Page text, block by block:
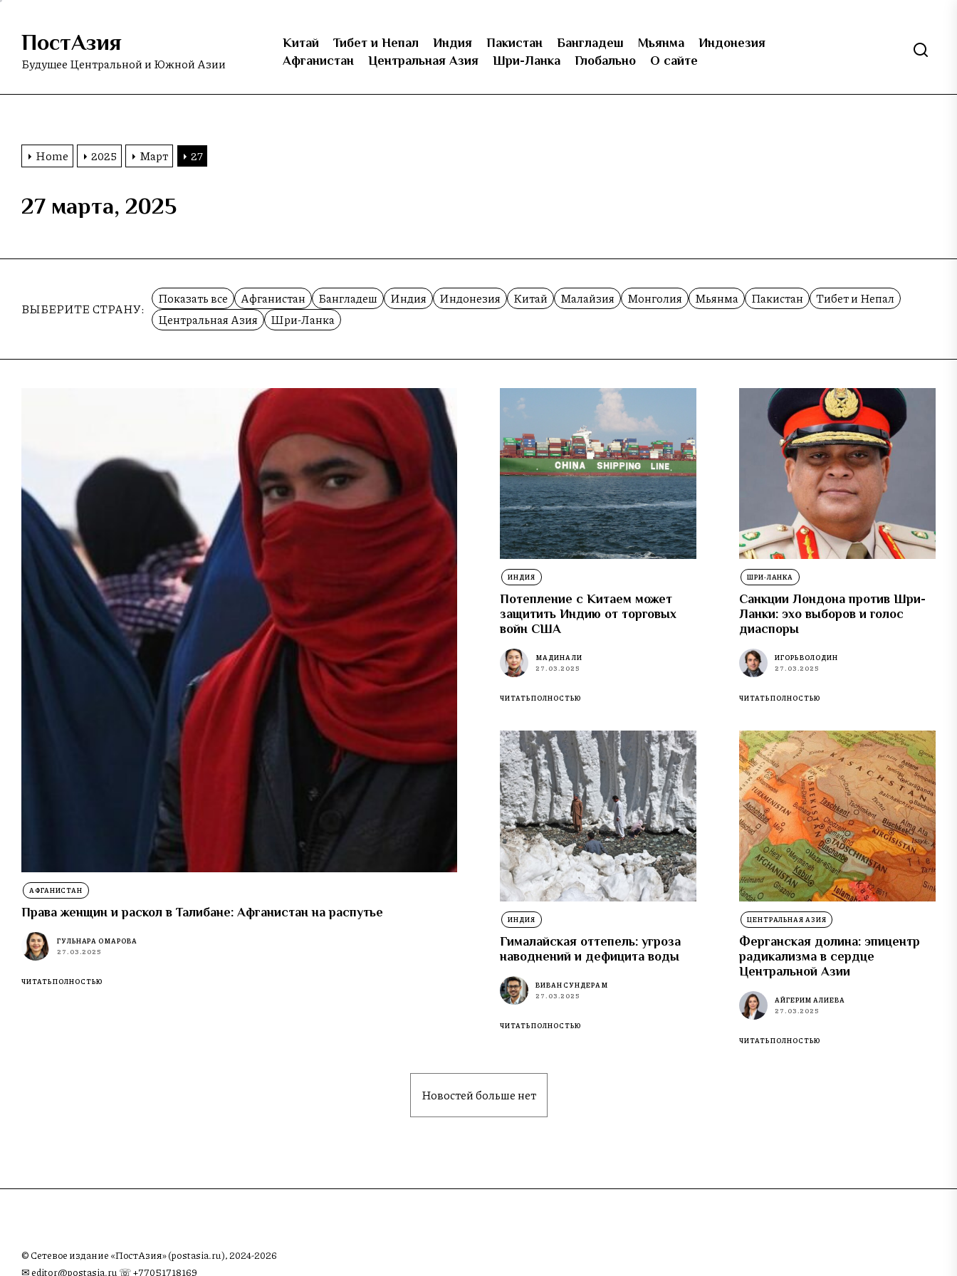
Skip
content
ПостАзия
Будущее Центральной и Южной Азии
Китай Тибет и Непал Индия Пакистан Бангладеш Мьянма
Индонезия
Афганистан
Центральная Азия Шри-Ланка Глобально О сайте
Home 2025 Март 27
27 марта, 2025
ВЫБЕРИТЕ СТРАНУ:
Показать все Афганистан Бангладеш Индия Индонезия Китай Малайзия Монголия Мьянма Пакистан
Тибет и Непал
Центральная Азия
Шри-Ланка
АФГАНИСТАН
Права женщин и раскол в Талибане: Афганистан на распутье
ГУЛЬНАРА ОМАРОВА
27.03.2025
ЧИТАТЬ ПОЛНОСТЬЮ
ИНДИЯ
Потепление с Китаем может
защитить Индию от торговых
войн США
МАДИНА ЛИ
27.03.2025
ЧИТАТЬ ПОЛНОСТЬЮ
ШРИ-ЛАНКА
Санкции Лондона против Шри-
Ланки: эхо выборов и голос
диаспоры
ИГОРЬ ВОЛОДИН
27.03.2025
ЧИТАТЬ ПОЛНОСТЬЮ
ИНДИЯ
Гималайская оттепель: угроза
наводнений и дефицита воды
ВИВАН СУНДЕРАМ
27.03.2025
ЧИТАТЬ ПОЛНОСТЬЮ
ЦЕНТРАЛЬНАЯ АЗИЯ
Ферганская долина: эпицентр
радикализма в сердце
Центральной Азии
АЙГЕРИМ АЛИЕВА
27.03.2025
ЧИТАТЬ ПОЛНОСТЬЮ
Новостей больше нет
© Сетевое издание «ПостАзия» (postasia.ru), 2024-2026
✉︎editor@postasia.ru ☏ +77051718169